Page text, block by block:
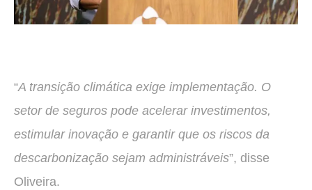
“A transição climática exige implementação. O
setor de seguros pode acelerar investimentos,
estimular inovação e garantir que os riscos da
descarbonização sejam administráveis”, disse
Oliveira.